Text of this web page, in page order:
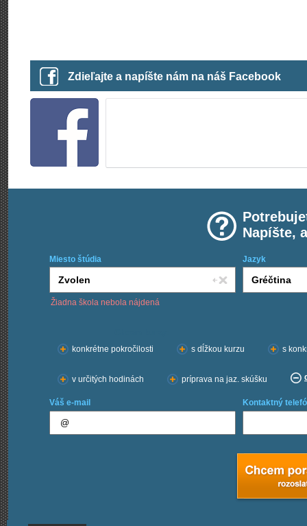
Zdieľajte a napíšte nám na náš Facebook
Napíšte,
Miesto štúdia Jazyk
Žiadna škola nebola nájdená
konkrétne pokročilosti
s dĺžkou kurzu s
v určitých hodinách príprava na jaz. skúšku
Váš e-mail Kontaktný